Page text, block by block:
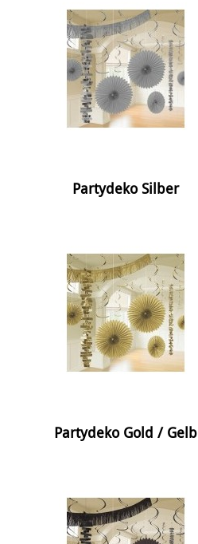
Partydeko Silber
Partydeko Gold / Gelb